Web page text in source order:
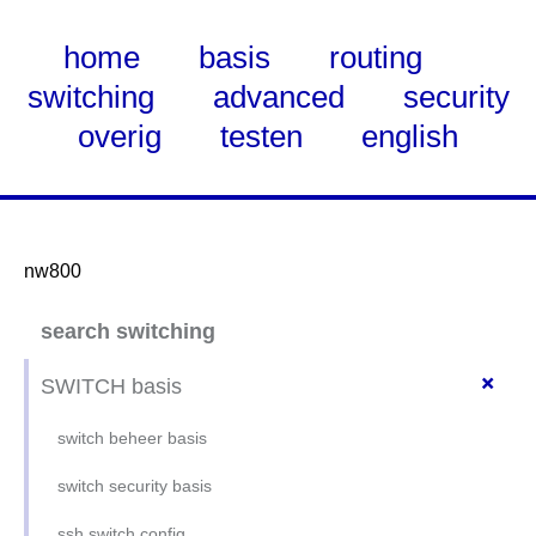
home basis
routing
switching
advanced
security
overig
testen english
nw800
Main
search switching
+
SWITCH basis
switch beheer basis
switch security basis